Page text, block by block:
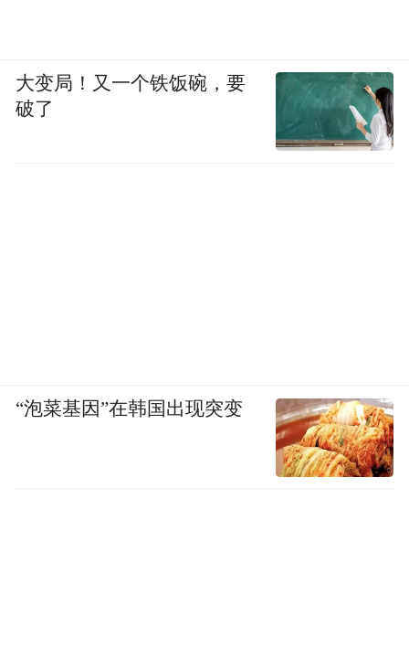
大变局！又一个铁饭碗，要
破了
“泡菜基因”在韩国出现突变